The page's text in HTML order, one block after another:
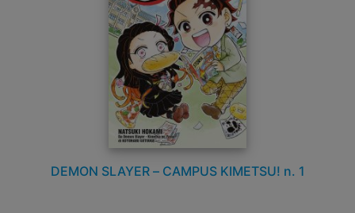
DEMON SLAYER – CAMPUS KIMETSU! n. 1